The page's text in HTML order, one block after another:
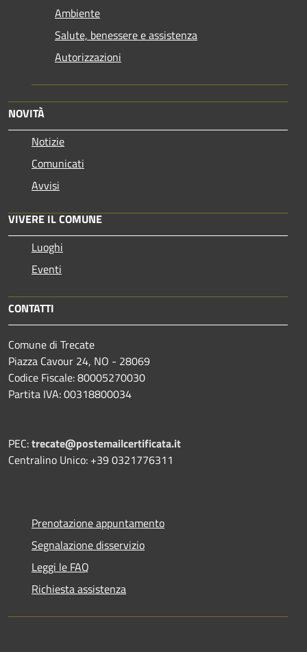
Ambiente
Salute, benessere e assistenza
Autorizzazioni
NOVITÀ
Notizie
Comunicati
Avvisi
VIVERE IL COMUNE
Luoghi
Eventi
CONTATTI
Comune di Trecate
Piazza Cavour 24, NO - 28069
Codice Fiscale: 80005270030
Partita IVA: 00318800034
PEC:trecate@postemailcertificata.it
Centralino Unico: +39 0321776311
Prenotazione appuntamento
Segnalazione disservizio
Leggi le FAQ
Richiesta assistenza